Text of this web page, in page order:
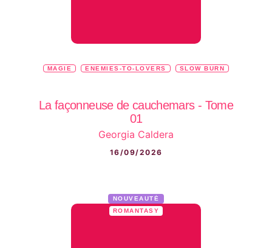
MAGIE ENEMIES-TO-LOVERS SLOW BURN
La façonneuse de cauchemars - Tome
01
Georgia Caldera
16/09/2026
NOUVEAUTÉ
ROMANTASY